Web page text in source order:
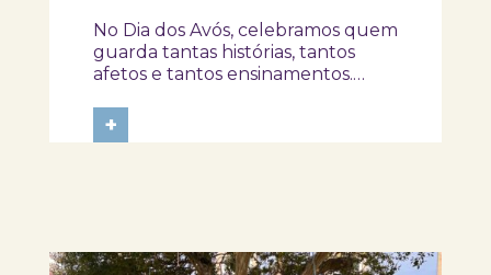
No Dia dos Avós, celebramos quem
guarda tantas histórias, tantos
afetos e tantos ensinamentos.
acontece ao domingo, queremos
prolongar a celebração e convidar
+